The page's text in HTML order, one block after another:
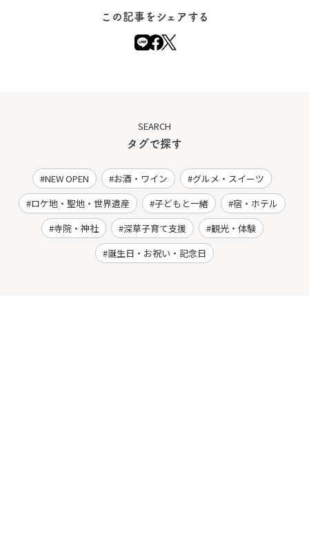
この記事をシェアする
SEARCH
タグで探す
NEW OPEN お酒・ワイン
グルメ・スイーツ
ロケ地・聖地・世界遺産
子どもと一緒
宿・ホテル
寺院・神社
深草子育て支援
観光・体験
誕生日・お祝い・記念日